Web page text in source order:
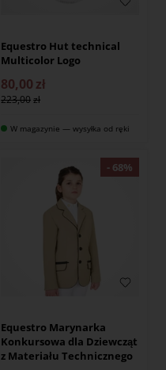
Equestro Hut technical
Multicolor Logo
80,00 zł
223,00
W magazynie — wysyłka od ręki
Equestro Marynarka
Konkursowa dla Dziewcząt
z Materiału Technicznego